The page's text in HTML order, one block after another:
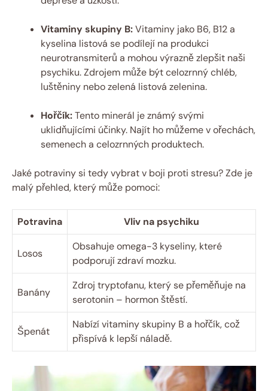
Vitaminy skupiny B:Vitaminy jako B6, B12 a
kyselina listová se podílejí na produkci
neurotransmiterů a mohou výrazně zlepšit naši
psychiku. Zdrojem může být celozrnný chléb,
luštěniny nebo zelená listová zelenina.
Hořčík:Tento minerál je známý svými
uklidňujícími účinky. Najít ho můžeme v ořechách,
semenech a celozrnných produktech.
Jaké potraviny si tedy vybrat v boji proti stresu? Zde je
malý přehled, který může pomoci:
Potravina Vliv na psychiku
Losos
Obsahuje omega-3 kyseliny, které
podporují zdraví mozku.
Banány
Zdroj tryptofanu, který se přeměňuje na
serotonin – hormon štěstí.
Špenát
Nabízí vitaminy skupiny B a hořčík, což
přispívá k lepší náladě.